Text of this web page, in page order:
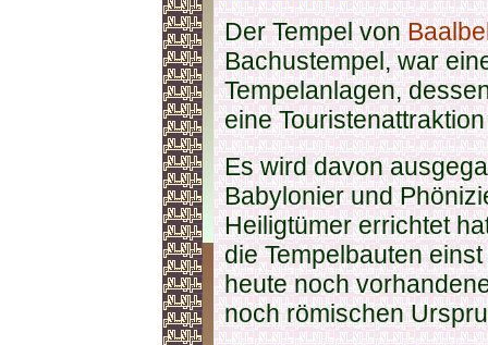
Der Tempel von
Bachustempel, war
Tempelanlagen,
eine
Es wird davon
Babylonier und
Heiligtümer errichtet
die Tempelbauten
heute noch
noch römischen